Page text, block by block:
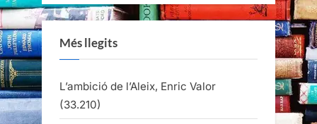
Més llegits
L’ambició de l’Aleix, Enric Valor
(33.210)